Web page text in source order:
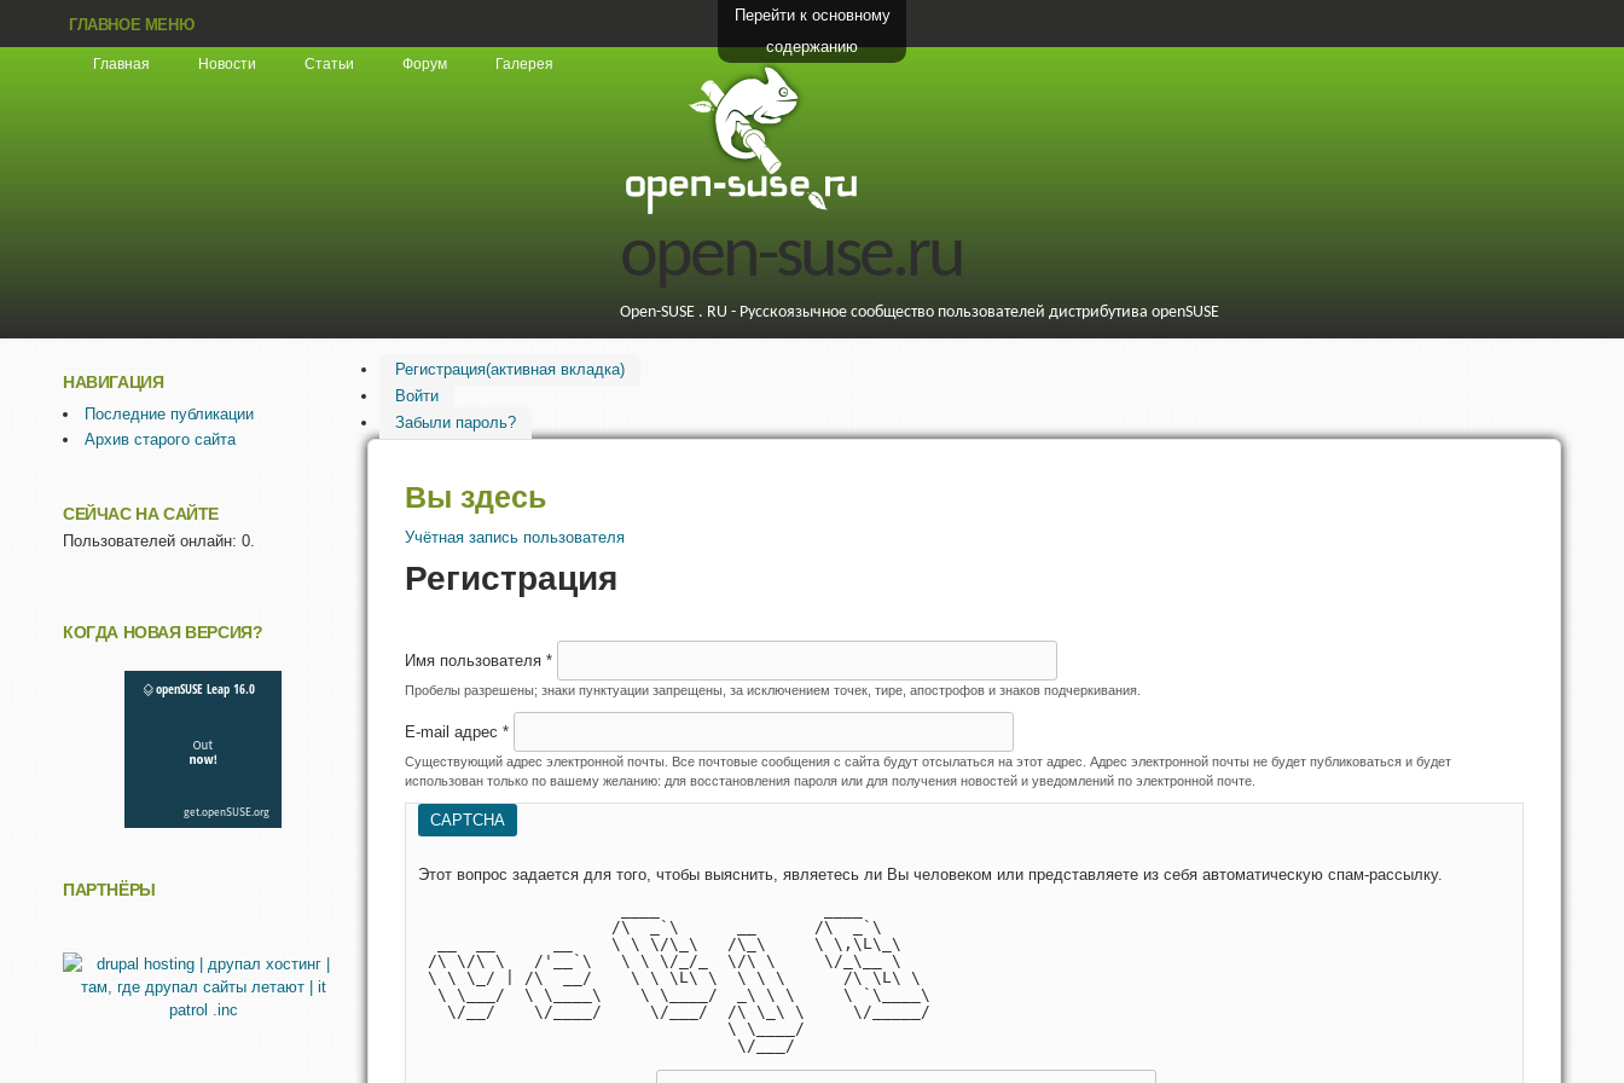
Перейти к основному
содержанию
ГЛАВНОЕ МЕНЮ
Главная Новости Статьи Форум Галерея
open-suse.ru
Open-SUSE . RU - Русскоязычное сообщество пользователей дистрибутива openSUSE
Регистрация(активная вкладка)
Войти
Забыли пароль?
Вы здесь
Учётная запись пользователя
Регистрация
Имя пользователя *
Пробелы разрешены; знаки пунктуации запрещены, за исключением точек, тире, апострофов и знаков подчеркивания.
E-mail адрес *
Существующий адрес электронной почты. Все почтовые сообщения с сайта будут отсылаться на этот адрес. Адрес электронной почты не будет публиковаться и будет
использован только по вашему желанию: для восстановления пароля или для получения новостей и уведомлений по электронной почте.
CAPTCHA
Этот вопрос задается для того, чтобы выяснить, являетесь ли Вы человеком или представляете из себя автоматическую спам-рассылку.
                    /\  _`\      __      /\  _`\
  __  __      __    \ \ \/\_\   /\_\     \ \,\L\_\
/\ \/\ \   /'__`\   \ \ \/_/_  \/\ \     \/_\__ \
\ \ \_/ | /\  __/    \ \ \L\ \  \ \ \      /\ \L\ \
  \ \___/  \ \____\    \ \____/  _\ \ \     \ `\____\
   \/__/    \/____/     \/___/  /\ \_\ \     \/_____/
                                \ \____/
                                 \/___/
НАВИГАЦИЯ
Последние публикации
Архив старого сайта
СЕЙЧАС НА САЙТЕ
Пользователей онлайн: 0.
КОГДА НОВАЯ ВЕРСИЯ?
ПАРТНЁРЫ